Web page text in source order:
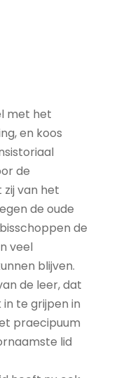
met het
en koos
de
van het
de oude
de
veel
blijven.
de leer, dat
te grijpen in
praecipuum
lid